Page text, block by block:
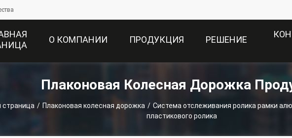
О КОМПАНИИ ПРОДУКЦИЯ РЕШЕНИЕ
Плаконовая Колесная Дорожка
страница / Плаконовая колесная дорожка / Система отслеживания ролика рамки
пластикового ролика